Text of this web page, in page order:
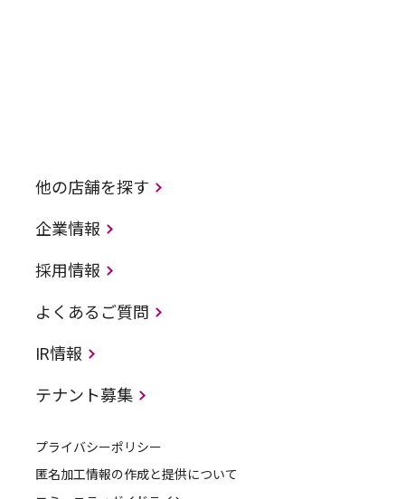
他の店舗を探す
企業情報
採用情報
よくあるご質問
IR情報
テナント募集
プライバシーポリシー
匿名加工情報の作成と提供について